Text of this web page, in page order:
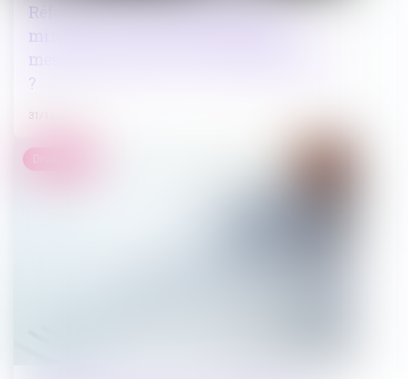
Réforme de la justice pénale des
mineurs : les nouveaux modules de
mesures éducatives, une amélioration
?
31/12/2024